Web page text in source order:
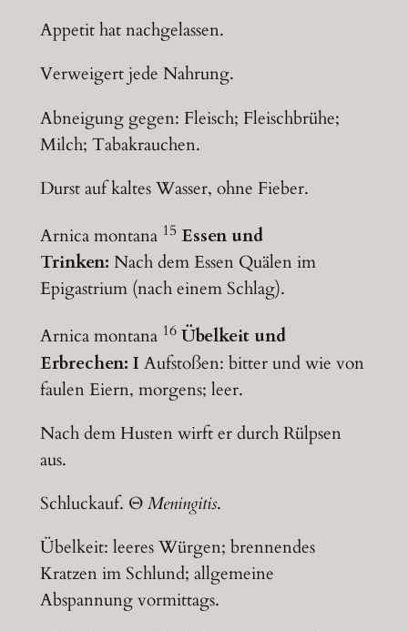
Appetit hat nachgelassen.
Verweigert jede Nahrung.
Abneigung gegen: Fleisch; Fleischbrühe;
Milch; Tabakrauchen.
Durst auf kaltes Wasser, ohne Fieber.
Arnica montana 15 Essen und
Trinken: Nach dem Essen Quälen im
Epigastrium (nach einem Schlag).
Arnica montana 16 Übelkeit und
Erbrechen: I Aufstoßen: bitter und wie von
faulen Eiern, morgens; leer.
Nach dem Husten wirft er durch Rülpsen
aus.
Schluckauf. ΘMeningitis.
Übelkeit: leeres Würgen; brennendes
Kratzen im Schlund; allgemeine
Abspannung vormittags.